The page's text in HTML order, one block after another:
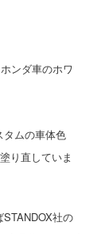
ンダ車のホワ
タムの車体色
り直していま
社の